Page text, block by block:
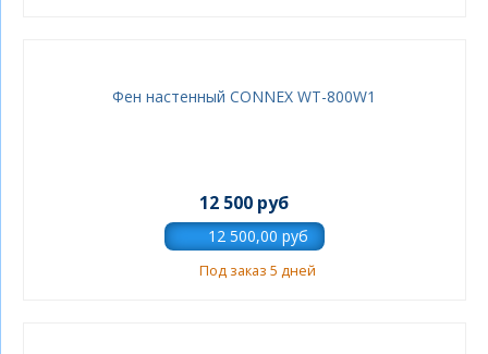
Фен настенный CONNEX WT-800W1
12 500 руб
Под заказ 5 дней